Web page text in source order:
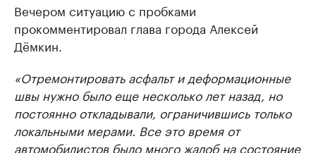
Вечером ситуацию с пробками
прокомментировал глава города Алексей
Дёмкин.
«Отремонтировать асфальт и деформационные
швы нужно было еще несколько лет назад, но
постоянно откладывали, ограничившись только
локальными мерами. Все это время от
автомобилистов было много жалоб на состояние